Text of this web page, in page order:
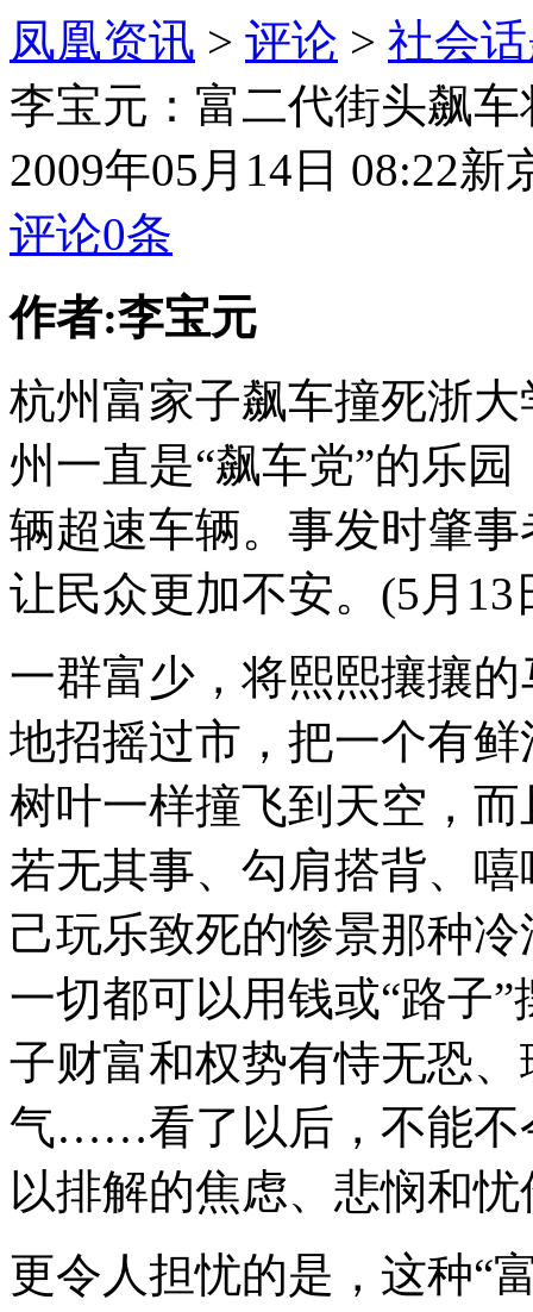
凤凰资讯 > 评论 > 社会
李宝元：富二代街头飙
2009年05月14日 08:22新
评论0条
作者:李宝元
杭州富家子飙车撞死浙
州一直是“飙车党”的乐
辆超速车辆。事发时肇
让民众更加不安。(5月
一群富少，将熙熙攘攘
地招摇过市，把一个有
树叶一样撞飞到天空，
若无其事、勾肩搭背、
己玩乐致死的惨景那种
一切都可以用钱或“路子
子财富和权势有恃无恐
气……看了以后，不能不
以排解的焦虑、悲悯和忧
更令人担忧的是，这种“